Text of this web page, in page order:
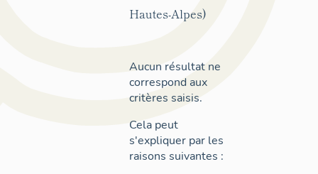
Hautes-Alpes)
Aucun résultat ne
correspond aux
critères saisis.
Cela peut
s'expliquer par les
raisons suivantes :